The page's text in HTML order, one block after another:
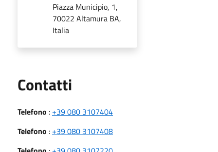
Piazza Municipio, 1,
70022 Altamura BA,
Italia
Contatti
Telefono : +39 080 3107404
Telefono : +39 080 3107408